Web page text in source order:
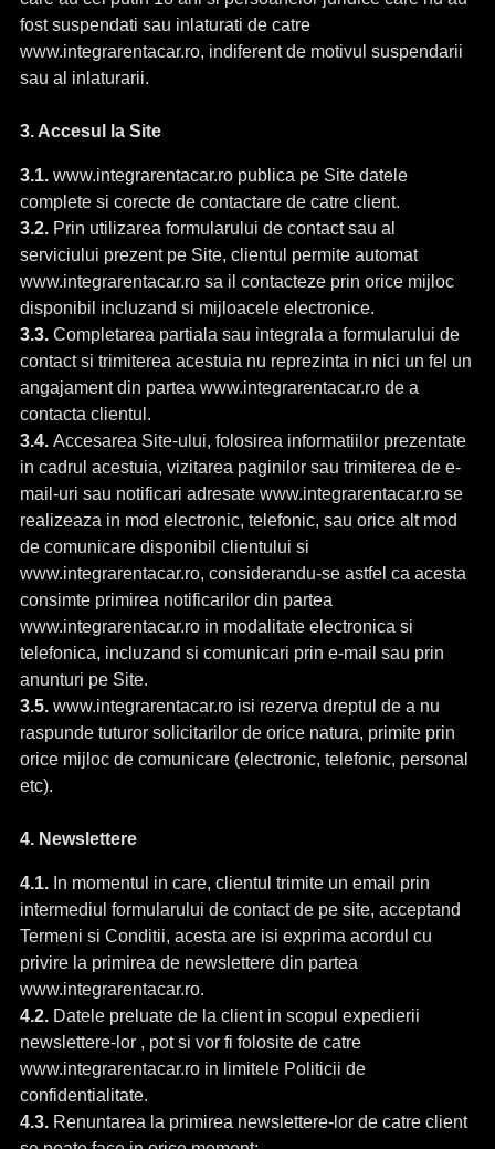
fost suspendati sau inlaturati de catre
www.integrarentacar.ro, indiferent de motivul suspendarii
sau al inlaturarii.
3. Accesul la Site
3.1.www.integrarentacar.ro publica pe Site datele
complete si corecte de contactare de catre client.
3.2.Prin utilizarea formularului de contact sau al
serviciului prezent pe Site, clientul permite automat
www.integrarentacar.ro sa il contacteze prin orice mijloc
disponibil incluzand si mijloacele electronice.
3.3.Completarea partiala sau integrala a formularului de
contact si trimiterea acestuia nu reprezinta in nici un fel un
angajament din partea www.integrarentacar.ro de a
contacta clientul.
3.4.Accesarea Site-ului, folosirea informatiilor prezentate
in cadrul acestuia, vizitarea paginilor sau trimiterea de e-
mail-uri sau notificari adresate www.integrarentacar.ro se
realizeaza in mod electronic, telefonic, sau orice alt mod
de comunicare disponibil clientului si
www.integrarentacar.ro, considerandu-se astfel ca acesta
consimte primirea notificarilor din partea
www.integrarentacar.ro in modalitate electronica si
telefonica, incluzand si comunicari prin e-mail sau prin
anunturi pe Site.
3.5.www.integrarentacar.ro isi rezerva dreptul de a nu
raspunde tuturor solicitarilor de orice natura, primite prin
orice mijloc de comunicare (electronic, telefonic, personal
etc).
4. Newslettere
4.1.In momentul in care, clientul trimite un email prin
intermediul formularului de contact de pe site, acceptand
Termeni si Conditii, acesta are isi exprima acordul cu
privire la primirea de newslettere din partea
www.integrarentacar.ro.
4.2.Datele preluate de la client in scopul expedierii
newslettere-lor , pot si vor fi folosite de catre
www.integrarentacar.ro in limitele Politicii de
confidentialitate.
4.3.Renuntarea la primirea newslettere-lor de catre client